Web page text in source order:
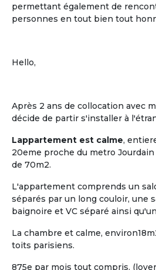
permettant également de
personnes en tout bien tout
Hello,
Après 2 ans de collocation avec
décide de partir s'installer à
Lappartement est calme,
20eme proche du metro
de 70m2.
L'appartement comprends un
séparés par un long couloir, une
baignoire et VC séparé ainsi
La chambre et calme,
toits parisiens.
875e par mois tout compris.